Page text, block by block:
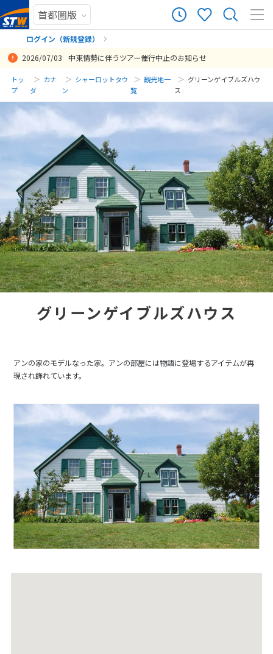
ログイン（新規登録）
まだ履歴がありません
2026/07/03 中東情勢に伴うツアー催行中止のお知らせ
トッ
プ
カナ
ダ
シャーロットタウ
ン
観光地一
覧
グリーンゲイブルズハウ
ス
グリーンゲイブルズハウス
アンの家のモデルなった家。アンの部屋には物語に登場するアイテムが再
現され飾れています。